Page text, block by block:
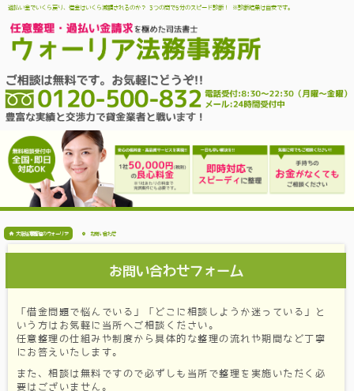
過払い金でいくら戻り、借金はいくら減額されるのか？ 3つの問で5分のスピード診断！ ※診断結果は目安です。
大阪任意整理のウォーリア お問い合わせ
お問い合わせフォーム
「借金問題で悩んでいる」「どこに相談しようか迷っている」と
いう方はお気軽に当所へご相談ください。
任意整理の仕組みや制度から具体的な整理の流れや期間など丁寧
にお答えいたします。
また、相談は無料ですので必ずしも当所で整理を実施いただく必
要はございません。